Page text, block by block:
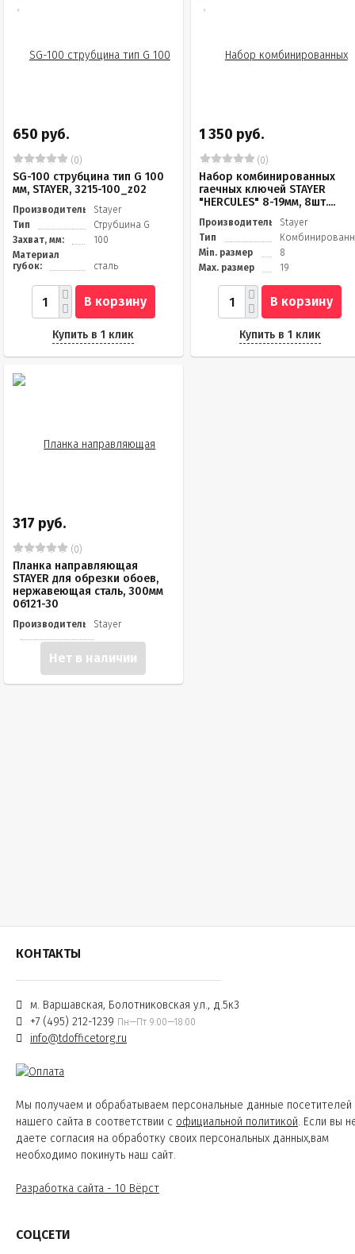
650 руб.
(0)
SG-100 струбцина тип G 100
мм, STAYER, 3215-100_z02
Производитель
Stayer
Тип
Струбцина G
Захват, мм:
100
Материал
губок:
сталь
В корзину
Купить в 1 клик
1 350 руб.
(0)
Набор комбинированных
гаечных ключей STAYER
"HERCULES" 8-19мм, 8шт....
Производитель
Stayer
Тип
Min. размер
8
Max. размер
19
В корзину
Купить в 1 клик
317 руб.
(0)
Планка направляющая
STAYER для обрезки обоев,
нержавеющая сталь, 300мм
06121-30
Производитель Stayer
Нет в наличии
КОНТАКТЫ
м. Варшавская, Болотниковская ул., д.5к3
+7 (495) 212-1239 Пн—Пт 9:00—18:00
info@tdofficetorg.ru
Мы получаем и обрабатываем персональные данные посетителей
нашего сайта в соответствии с официальной политикой. Если вы
даете согласия на обработку своих персональных данных,вам
необходимо покинуть наш сайт.
Разработка сайта - 10 Вёрст
СОЦСЕТИ